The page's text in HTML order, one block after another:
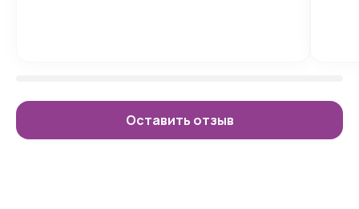
Оставить отзыв